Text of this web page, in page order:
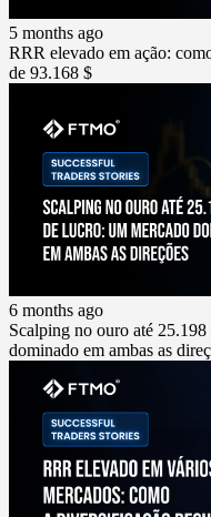
5 months ago
RRR elevado em ação:
de 93.168 $
6 months ago
Scalping no ouro até
dominado em ambas as